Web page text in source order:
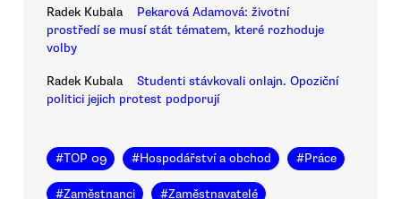
Radek Kubala
Pekarová Adamová: životní
prostředí se musí stát tématem, které rozhoduje
volby
Radek Kubala
Studenti stávkovali onlajn. Opoziční
politici jejich protest podporují
#TOP 09 #Hospodářství a obchod #Práce
#Zaměstnanci #Zaměstnavatelé